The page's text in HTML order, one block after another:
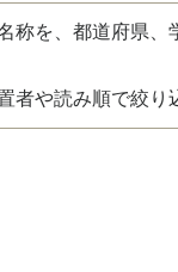
称を、都道府県
者や読み順で絞り